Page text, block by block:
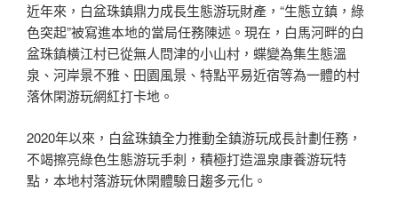
近年來，白盆珠鎮鼎力成長生態游玩財產，“生態立鎮，綠
色突起”被寫進本地的當局任務陳述。現在，白馬河畔的白
盆珠鎮橫江村已從無人問津的小山村，蝶變為集生態溫
泉、河岸景不雅、田園風景、特點平易近宿等為一體的村
落休閑游玩網紅打卡地。
2020年以來，白盆珠鎮全力推動全鎮游玩成長計劃任務，
不竭擦亮綠色生態游玩手刺，積極打造溫泉康養游玩特
點，本地村落游玩休閑體驗日趨多元化。